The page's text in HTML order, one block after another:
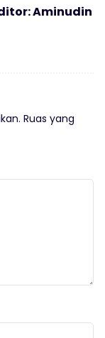
Aminudin
Ruas yang